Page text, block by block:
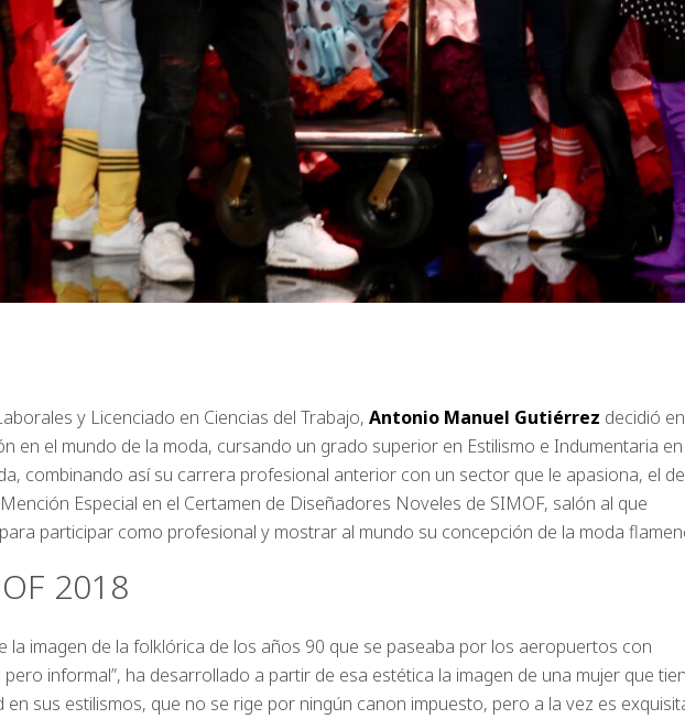
y Licenciado en Ciencias del Trabajo, Antonio Manuel Gutiérrez decidió en
en el mundo de la moda, cursando un grado superior en Estilismo e Indumentaria
combinando así su carrera profesional anterior con un sector que le apasiona, el
Especial en el Certamen de Diseñadores Noveles de SIMOF, salón al que
participar como profesional y mostrar al mundo su concepción de la moda
2018
la imagen de la folklórica de los años 90 que se paseaba por los aeropuertos con
pero informal”, ha desarrollado a partir de esa estética la imagen de una mujer que
sus estilismos, que no se rige por ningún canon impuesto, pero a la vez es